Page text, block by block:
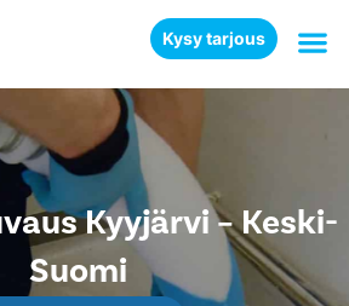
Kysy tarjous
Kyyjärvi – Keski-
Suomi